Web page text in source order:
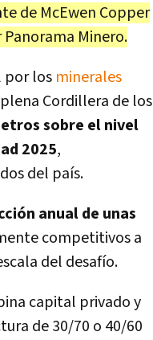
de McEwen Copper
Minero.
por los minerales
Cordillera de los
sobre el nivel
2025,
del país.
anual de unas
competitivos a
del desafío.
capital privado y
de 30/70 o 40/60